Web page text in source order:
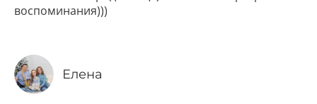
воспоминания)))
Елена